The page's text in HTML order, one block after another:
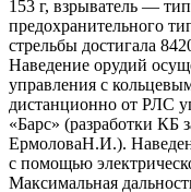
153 г, взрыватель —
предохранительного
стрельбы достигала
Наведение орудий
управления с
дистанционно от РЛС
«Барс» (разработки КБ
ЕрмоловаН.И.).
с помощью
Максимальная